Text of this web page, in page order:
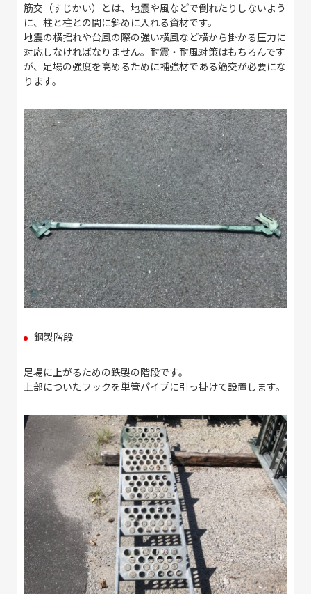
筋交（すじかい）とは、地震や風などで倒れたりしないよう
に、柱と柱との間に斜めに入れる資材です。
地震の横揺れや台風の際の強い横風など横から掛かる圧力に
対応しなければなりません。耐震・耐風対策はもちろんです
が、足場の強度を高めるために補強材である筋交が必要にな
ります。
鋼製階段
足場に上がるための鉄製の階段です。
上部についたフックを単管パイプに引っ掛けて設置します。